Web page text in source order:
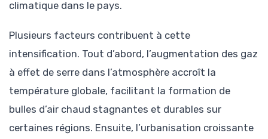
climatique dans le pays.
Plusieurs facteurs contribuent à cette
intensification. Tout d’abord, l’augmentation des gaz
à effet de serre dans l’atmosphère accroît la
température globale, facilitant la formation de
bulles d’air chaud stagnantes et durables sur
certaines régions. Ensuite, l’urbanisation croissante